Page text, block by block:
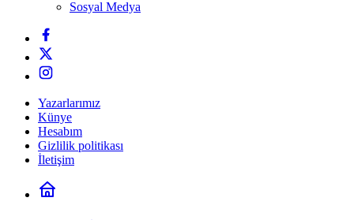
Sosyal Medya
Yazarlarımız
Künye
Hesabım
Gizlilik politikası
İletişim